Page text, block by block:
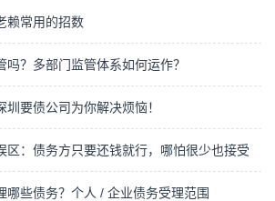
赖常用的招数
？多部门监管体系如何运作？
要债公司为你解决烦恼！
区：债务方只要还钱就行，哪怕很少也接受
哪些债务？个人 / 企业债务受理范围